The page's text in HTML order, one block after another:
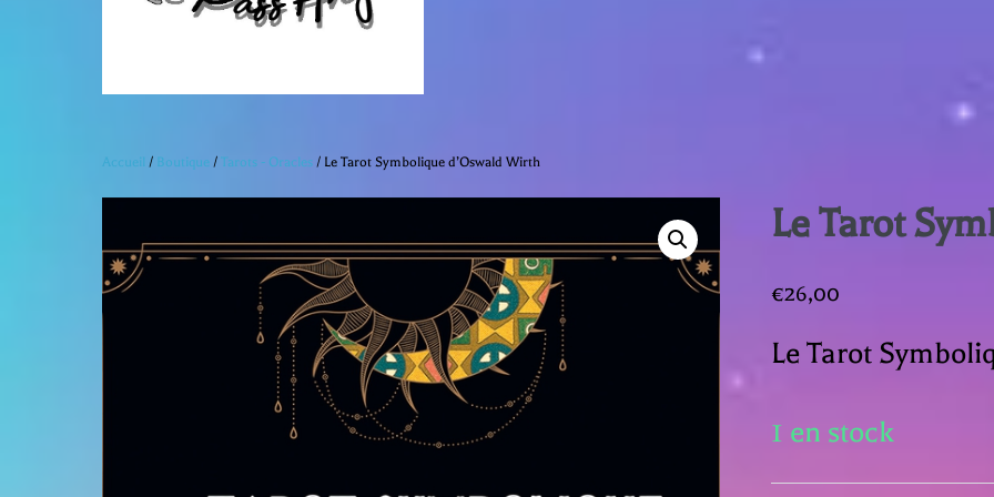
Accueil / Boutique / Tarots - Oracles / Le Tarot Symbolique d’Oswald Wirth
Le Tarot
€26,00
Le Tarot
1 en stock